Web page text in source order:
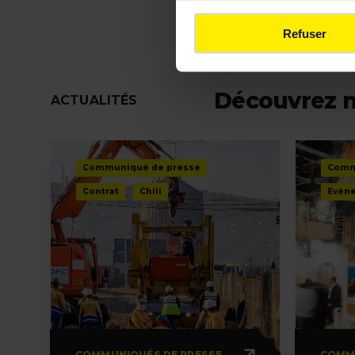
Refuser
ACTUALITÉS Découvrez
Communiqué de presse
Contrat Chili